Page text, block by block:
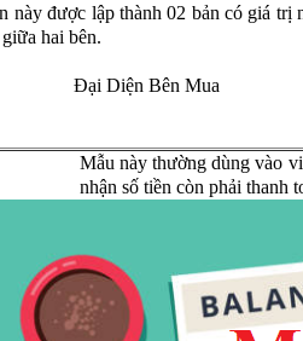
này được lập thành 02 bản có giá
hai bên.
Đại Diện Bên Mua
Mẫu này thường dùng vào
nhận số tiền còn phải thanh